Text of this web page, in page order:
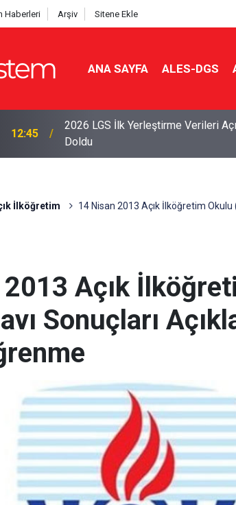
Haberleri Arşiv Sitene Ekle
ANA SAYFA ALES-DGS
12:45
2026 LGS İlk Yerleştirme Verileri
Doldu
İlköğretim 14 Nisan 2013 Açık İlköğretim Okulu
Açık
Sonuçları